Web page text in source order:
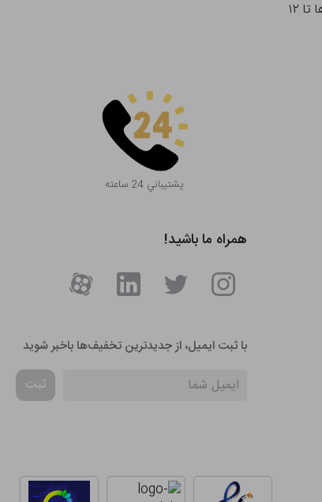
پشتيباني 24 ساعته
همراه ما باشید!
با ثبت ایمیل، از جدید‌ترین تخفیف‌ها با‌خبر شوید
ثبت